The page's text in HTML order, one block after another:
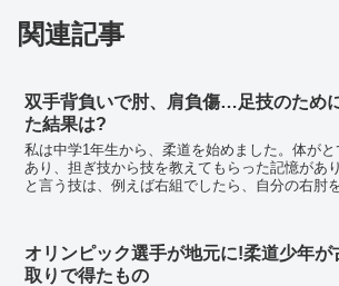
関連記事
双手背負いで肘、肩負傷…足技のため
た結果は?
私は中学1年生から、柔道を始めました。体が
あり、担ぎ技から技を教えてもらった記憶があります。
と言う技は、例えば右組でしたら、自分の右肘
オリンピック選手が地元に!柔道少年が
取りで得たもの